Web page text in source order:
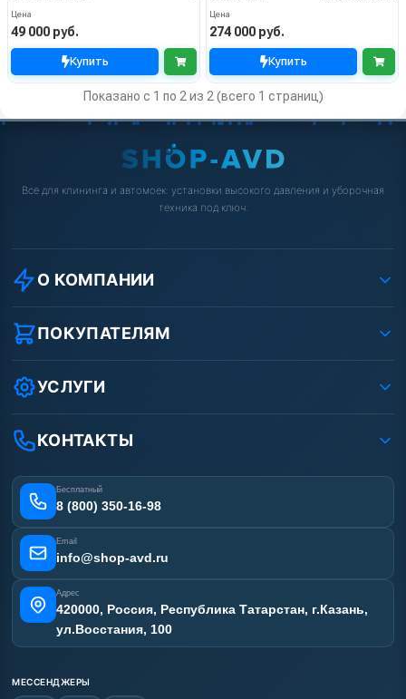
Цена
49 000 руб.
Купить
Цена
274 000 руб.
Купить
Показано с 1 по 2 из 2 (всего 1 страниц)
Всё для клининга и автомоек: установки высокого давления и уборочная
техника под ключ.
О КОМПАНИИ
О компании
Реквизиты ООО «Шоп АВД»
Защита данных клиента
Условия соглашения
Вакансии
Статьи
ПОКУПАТЕЛЯМ
Как заказать?
Оплата
Доставка
Лизинг
Получить скидку
УСЛУГИ
Ремонт АВД
Сертификаты
Наши работы
Отзывы наших клиентов
Карта сайта
КОНТАКТЫ
Бесплатный
8 (800) 350-16-98
Email
info@shop-avd.ru
Адрес
420000, Россия, Республика Татарстан, г.Казань,
ул.Восстания, 100
МЕССЕНДЖЕРЫ